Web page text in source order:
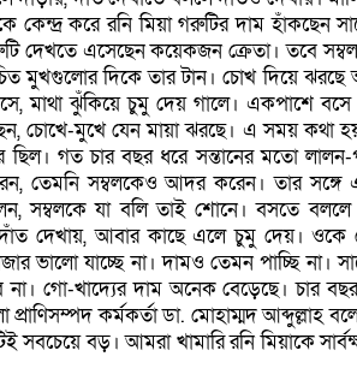
করে রনি মিয়া গরুটির দাম হাঁকছেন
দেখতে এসেছেন কয়েকজন ক্রেতা। তবে
মুখগুলোর দিকে তার টান। চোখ দিয়ে ঝরছে
মাথা ঝুঁকিয়ে চুমু দেয় গালে। একপাশে বসে
চোখে-মুখে যেন মায়া ঝরছে। এ সময় কথা
ছিল। গত চার বছর ধরে সন্তানের মতো
তেমনি সম্বলকেও আদর করেন। তার সঙ্গে
সম্বলকে যা বলি তাই শোনে। বসতে বললে
দেখায়, আবার কাছে এলে চুমু দেয়। ওকে
ভালো যাচ্ছে না। দামও তেমন পাচ্ছি না।
না। গো-খাদ্যের দাম অনেক বেড়েছে। চার
কর্মকর্তা ডা. মোহাম্মদ আব্দুল্লাহ
বড়। আমরা খামারি রনি মিয়াকে